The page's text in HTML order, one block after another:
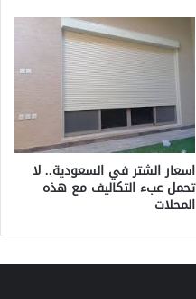
اسعار الشتر في السعودية.. لا
تحمل عبء التكاليف مع هذه
المحلات